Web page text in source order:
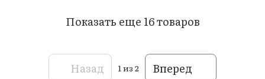
Показать еще 16 товаров
Назад 1из 2 Вперед